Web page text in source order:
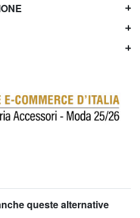
queste alternative